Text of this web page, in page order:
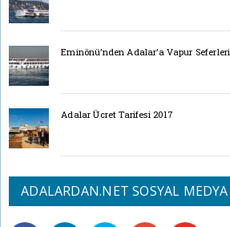
Eminönü’nden Adalar’a Vapur Seferleri
Adalar Ücret Tarifesi 2017
ADALARDAN.NET SOSYAL MEDYA